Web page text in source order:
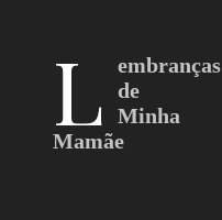
L
embranças
de
Minha
Mamãe